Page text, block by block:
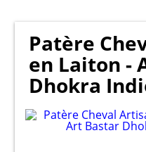
Patère
en Laiton -
Dhokra